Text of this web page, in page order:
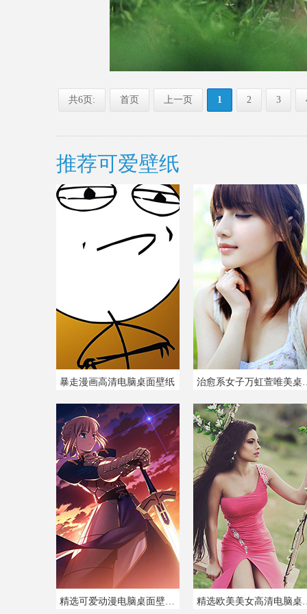
共6页: 首页 上一页 1 2 3
推荐可爱壁纸
暴走漫画高清电脑桌面壁纸 治愈系女
精选可爱动漫电脑桌面壁纸图片 精选欧美